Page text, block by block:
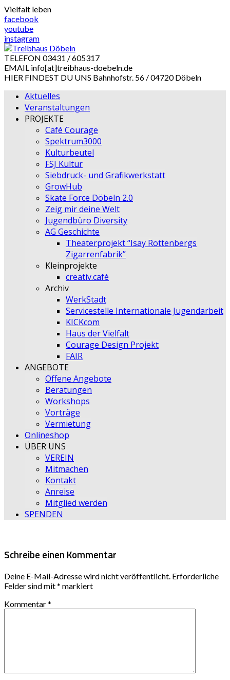
Skip
to
content
Vielfalt leben
facebook
youtube
instagram
TELEFON 03431 / 605317
EMAIL info[at]treibhaus-doebeln.de
HIER FINDEST DU UNS Bahnhofstr. 56 / 04720 Döbeln
Aktuelles
Veranstaltungen
PROJEKTE
Café Courage
Spektrum3000
Kulturbeutel
FSJ Kultur
Siebdruck- und Grafikwerkstatt
GrowHub
Skate Force Döbeln 2.0
Zeig mir deine Welt
Jugendbüro Diversity
AG Geschichte
Theaterprojekt “Isay Rottenbergs
Zigarrenfabrik”
Kleinprojekte
creativ.café
Archiv
WerkStadt
Servicestelle Internationale Jugendarbeit
KICKcom
Haus der Vielfalt
Courage Design Projekt
FAIR
ANGEBOTE
Offene Angebote
Beratungen
Workshops
Vorträge
Vermietung
Onlineshop
ÜBER UNS
VEREIN
Mitmachen
Kontakt
Anreise
Mitglied werden
SPENDEN
Schreibe einen Kommentar
Deine E-Mail-Adresse wird nicht veröffentlicht. Erforderliche
Felder sind mit* markiert
Kommentar*